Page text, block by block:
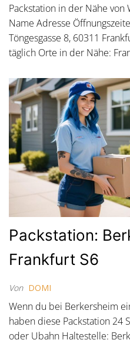
Packstation in der Nähe von
Name Adresse
Töngesgasse 8, 60311
täglich Orte in der Nähe:
Packstation:
Frankfurt S6
Von DOMI
Wenn du bei Berkersheim
haben diese Packstation 24
oder Ubahn Haltestelle: